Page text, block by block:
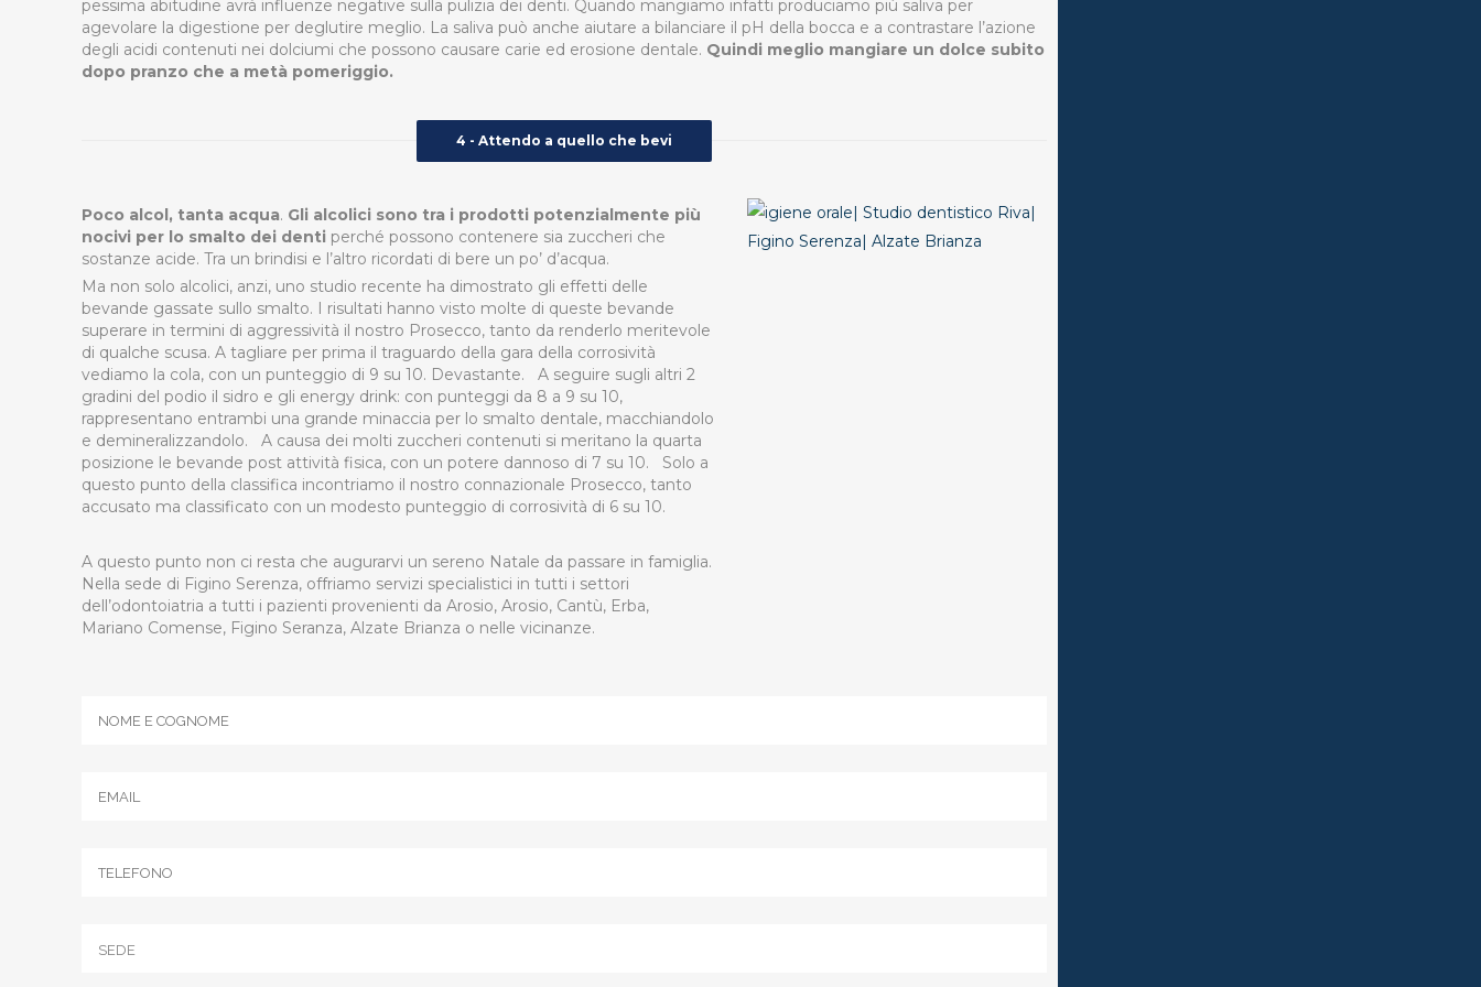
pessima abitudine avrà influenze negative sulla pulizia dei denti. Quando mangiamo infatti produciamo più saliva per
agevolare la digestione per deglutire meglio. La saliva può anche aiutare a bilanciare il pH della bocca e a contrastare l’azione
degli acidi contenuti nei dolciumi che possono causare carie ed erosione dentale. Quindi meglio mangiare un dolce subito
dopo pranzo che a metà pomeriggio.
4 - Attendo a quello che bevi
Poco alcol, tanta acqua. Gli alcolici sono tra i prodotti potenzialmente più
nocivi per lo smalto dei denti perché possono contenere sia zuccheri che
sostanze acide. Tra un brindisi e l’altro ricordati di bere un po’ d’acqua.
Ma non solo alcolici, anzi, uno studio recente ha dimostrato gli effetti delle
bevande gassate sullo smalto. I risultati hanno visto molte di queste bevande
superare in termini di aggressività il nostro Prosecco, tanto da renderlo meritevole
di qualche scusa. A tagliare per prima il traguardo della gara della corrosività
vediamo la cola, con un punteggio di 9 su 10. Devastante. A seguire sugli altri 2
gradini del podio il sidro e gli energy drink: con punteggi da 8 a 9 su 10,
rappresentano entrambi una grande minaccia per lo smalto dentale, macchiandolo
e demineralizzandolo. A causa dei molti zuccheri contenuti si meritano la quarta
posizione le bevande post attività fisica, con un potere dannoso di 7 su 10. Solo a
questo punto della classifica incontriamo il nostro connazionale Prosecco, tanto
accusato ma classificato con un modesto punteggio di corrosività di 6 su 10.
A questo punto non ci resta che augurarvi un sereno Natale da passare in famiglia.
Nella sede di Figino Serenza, offriamo servizi specialistici in tutti i settori
dell’odontoiatria a tutti i pazienti provenienti da Arosio, Arosio, Cantù, Erba,
Mariano Comense, Figino Seranza, Alzate Brianza o nelle vicinanze.